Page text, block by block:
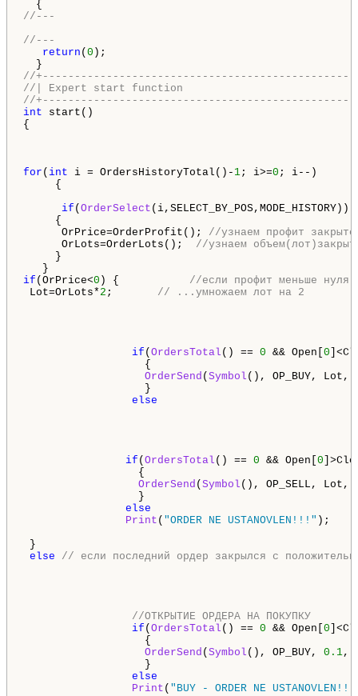
//---
//---
return ( 0 );
//
//| Expert start function
//
int start()
{
for ( int i = OrdersHistoryTotal()- 1; i>=0 ; i--)
{
if ( OrderSelect (i,SELECT_BY_POS,MODE_HISTORY))
{
OrPrice=OrderProfit(); //узнаем профит
OrLots=OrderLots(); //узнаем
}
if (OrPrice<0 ) { //если профит меньше нуля
Lot=OrLots* 2 ; // ...умножаем лот на 2
if ( OrdersTotal () == 0 && Open[ 0
{
OrderSend ( Symbol (), OP_BUY,
}
else
if ( OrdersTotal () == 0 && Open[ 0
{
OrderSend ( Symbol (), OP_SELL,
}
else
Print ( "ORDER NE USTANOVLEN!!!" );
}
else
// если последний ордер закрылся с
//ОТКРЫТИЕ ОРДЕРА НА ПОКУПКУ
if ( OrdersTotal () == 0 && Open[ 0
{
OrderSend ( Symbol (), OP_BUY, 0.1,
}
else
Print ( "BUY - ORDER NE